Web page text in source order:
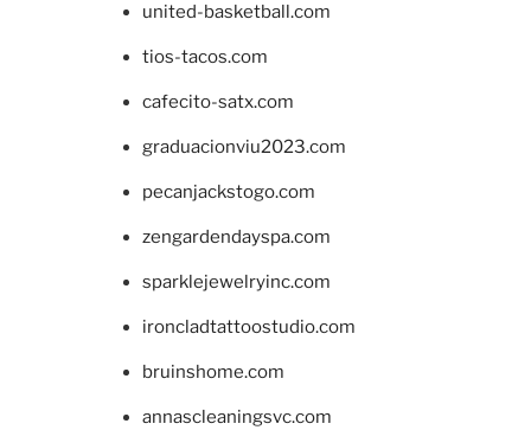
united-basketball.com
tios-tacos.com
cafecito-satx.com
graduacionviu2023.com
pecanjackstogo.com
zengardendayspa.com
sparklejewelryinc.com
ironcladtattoostudio.com
bruinshome.com
annascleaningsvc.com